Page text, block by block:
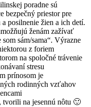
poradne sú
bezpečný priestor pre
posilnenie žien a ich detí.
ženám zažívať
sám/sama“. Výrazne
z foriem
na spoločné trávenie
stresu
prínosom je
rodinných vzťahov
na jesennú nôtu 🙂